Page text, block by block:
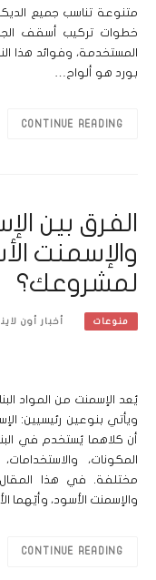
متنوعة تناسب جميع
خطوات تركيب أسقف
بورد هو ألواح…
CONTINUE READING
الفرق بين
والإسمنت
لمشروعك؟
منوعات أخبار أون لاين
يُعد الإسمنت من المواد
ويأتي بنوعين رئيسيين:
أن كلاهما يُستخدم في
المكونات،
مختلفة. في هذا
والإسمنت الأسود، وأيّهما
CONTINUE READING